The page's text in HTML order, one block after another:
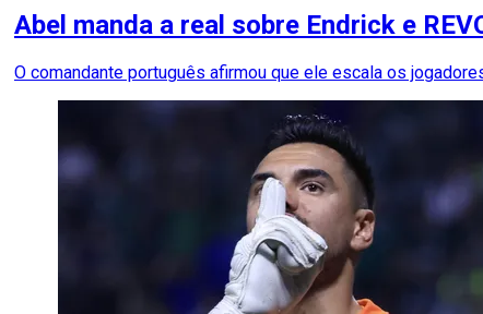
Abel manda a real sobre Endrick e
O comandante português afirmou que ele escala os